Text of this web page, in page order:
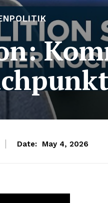
Date: May 4, 2026